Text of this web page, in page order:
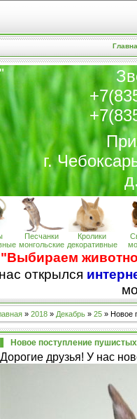
г.
Песчанки
монгольские
Кролики
декоративные
"Выбираем
открылся
» 2018 » Декабрь » 25» Новое
Новое поступление
Дорогие друзья! У нас